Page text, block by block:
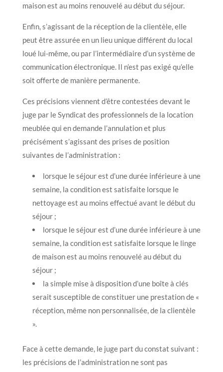
maison est au moins renouvelé au début du séjour.
Enfin, s’agissant de la réception de la clientèle, elle
peut être assurée en un lieu unique différent du local
loué lui-même, ou par l’intermédiaire d’un système de
communication électronique. Il n’est pas exigé qu’elle
soit offerte de manière permanente.
Ces précisions viennent d’être contestées devant le
juge par le Syndicat des professionnels de la location
meublée qui en demande l’annulation et plus
précisément s’agissant des prises de position
suivantes de l’administration :
lorsque le séjour est d’une durée inférieure à une
semaine, la condition est satisfaite lorsque le
nettoyage est au moins effectué avant le début du
séjour ;
lorsque le séjour est d’une durée inférieure à une
semaine, la condition est satisfaite lorsque le linge
de maison est au moins renouvelé au début du
séjour ;
la simple mise à disposition d’une boîte à clés
serait susceptible de constituer une prestation de «
réception, même non personnalisée, de la clientèle
».
Face à cette demande, le juge part du constat suivant :
les précisions de l’administration ne sont pas